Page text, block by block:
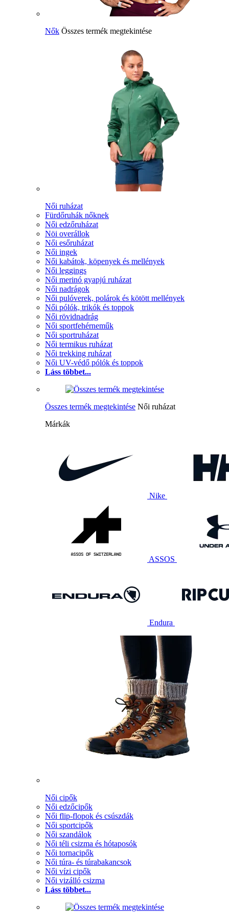
Nők Összes termék megtekintése
Női ruházat
Fürdőruhák nőknek
Női edzőruházat
Nöi overállok
Női esőruházat
Női ingek
Női kabátok, köpenyek és mellények
Női leggings
Női merinó gyapjú ruházat
Női nadrágok
Női pulóverek, polárok és kötött mellények
Női pólók, trikók és toppok
Női rövidnadrág
Női sportfehérneműk
Női sportruházat
Női termikus ruházat
Női trekking ruházat
Női UV-védő pólók és toppok
Láss többet...
Összes termék megtekintése Női ruházat
Márkák
Nike
ASSOS
Endura
Női cipők
Női edzőcipők
Női flip-flopok és csúszdák
Női sportcipők
Női szandálok
Női téli csizma és hótaposók
Női tornacipők
Női túra- és túrabakancsok
Női vízi cipők
Női vizálló csizma
Láss többet...